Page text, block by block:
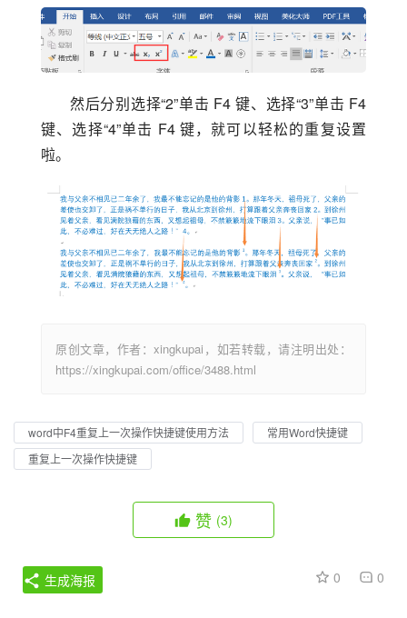
然后分别选择“2”单击 F4 键、选择“3”单击 F4
键、选择“4”单击 F4 键，就可以轻松的重复设置
啦。
原创文章，作者：xingkupai，如若转载，请注明出处：
https://xingkupai.com/office/3488.html
word中F4重复上一次操作快捷键使用方法
常用Word快捷键
重复上一次操作快捷键
赞 (3)
0 0
生成海报